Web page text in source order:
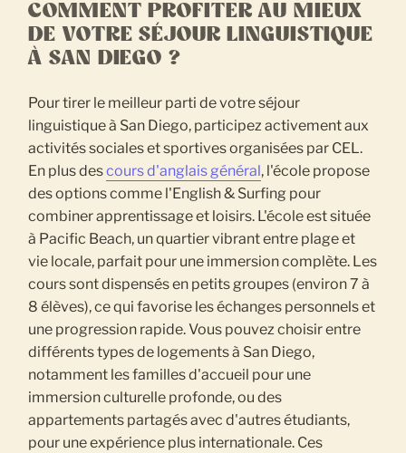
COMMENT PROFITER AU MIEUX
DE VOTRE SÉJOUR LINGUISTIQUE
À SAN DIEGO ?
Pour tirer le meilleur parti de votre séjour
linguistique à San Diego, participez activement aux
activités sociales et sportives organisées par CEL.
En plus descours d'anglais général , l'école propose
des options comme l'English & Surfing pour
combiner apprentissage et loisirs. L'école est située
à Pacific Beach, un quartier vibrant entre plage et
vie locale, parfait pour une immersion complète. Les
cours sont dispensés en petits groupes (environ 7 à
8 élèves), ce qui favorise les échanges personnels et
une progression rapide. Vous pouvez choisir entre
différents types de logements à San Diego,
notamment les familles d'accueil pour une
immersion culturelle profonde, ou des
appartements partagés avec d'autres étudiants,
pour une expérience plus internationale. Ces